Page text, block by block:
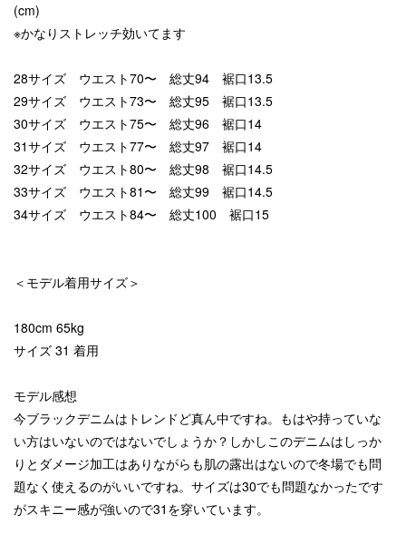
(cm)
※かなりストレッチ効いてます
28サイズ ウエスト70〜 総丈94 裾口13.5
29サイズ ウエスト73〜 総丈95 裾口13.5
30サイズ ウエスト75〜 総丈96 裾口14
31サイズ ウエスト77〜 総丈97 裾口14
32サイズ ウエスト80〜 総丈98 裾口14.5
33サイズ ウエスト81〜 総丈99 裾口14.5
34サイズ ウエスト84〜 総丈100 裾口15
＜モデル着用サイズ＞
180cm 65kg
サイズ 31 着用
モデル感想
今ブラックデニムはトレンドど真ん中ですね。もはや持っていな
い方はいないのではないでしょうか？しかしこのデニムはしっか
りとダメージ加工はありながらも肌の露出はないので冬場でも問
題なく使えるのがいいですね。サイズは30でも問題なかったです
がスキニー感が強いので31を穿いています。